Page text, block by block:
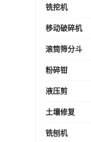
铣挖机
移动破碎机
滚筒筛分斗
粉碎钳
液压剪
土壤修复
铣刨机